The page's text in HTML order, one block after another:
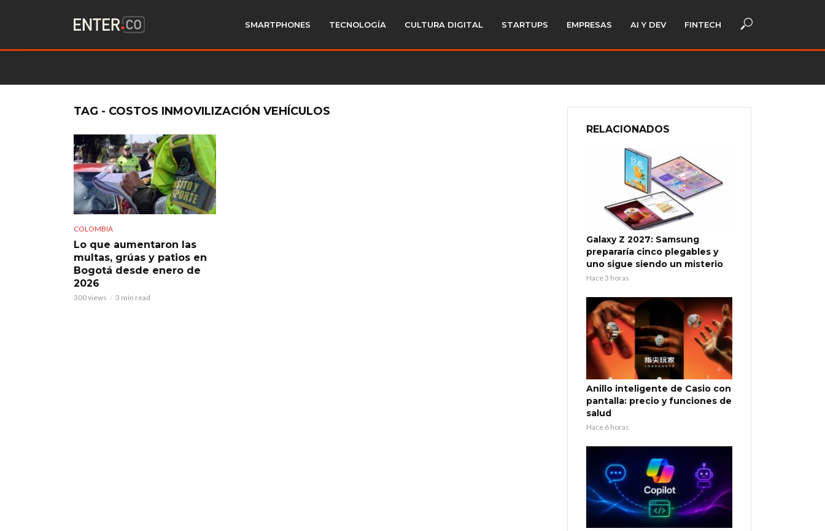
SMARTPHONES TECNOLOGÍA CULTURA DIGITAL STARTUPS EMPRESAS AI Y DEV FINTECH
TAG - COSTOS INMOVILIZACIÓN VEHÍCULOS
COLOMBIA
Lo que aumentaron las
multas, grúas y patios en
Bogotá desde enero de
2026
300 views 3 min read
RELACIONADOS
Galaxy Z 2027: Samsung
prepararía cinco plegables y
uno sigue siendo un misterio
Hace 3 horas
Anillo inteligente de Casio con
pantalla: precio y funciones de
salud
Hace 6 horas